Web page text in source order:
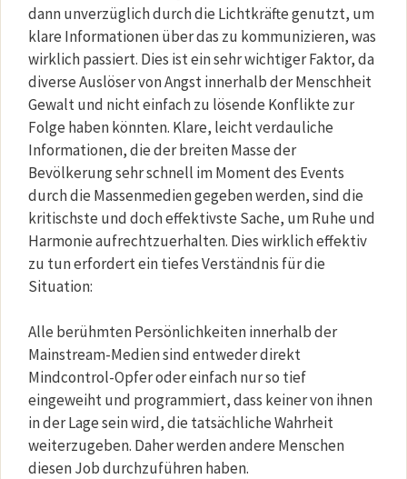
dann unverzüglich durch die Lichtkräfte genutzt, um
klare Informationen über das zu kommunizieren, was
wirklich passiert. Dies ist ein sehr wichtiger Faktor, da
diverse Auslöser von Angst innerhalb der Menschheit
Gewalt und nicht einfach zu lösende Konflikte zur
Folge haben könnten. Klare, leicht verdauliche
Informationen, die der breiten Masse der
Bevölkerung sehr schnell im Moment des Events
durch die Massenmedien gegeben werden, sind die
kritischste und doch effektivste Sache, um Ruhe und
Harmonie aufrechtzuerhalten. Dies wirklich effektiv
zu tun erfordert ein tiefes Verständnis für die
Situation:
Alle berühmten Persönlichkeiten innerhalb der
Mainstream-Medien sind entweder direkt
Mindcontrol-Opfer oder einfach nur so tief
eingeweiht und programmiert, dass keiner von ihnen
in der Lage sein wird, die tatsächliche Wahrheit
weiterzugeben. Daher werden andere Menschen
diesen Job durchzuführen haben.